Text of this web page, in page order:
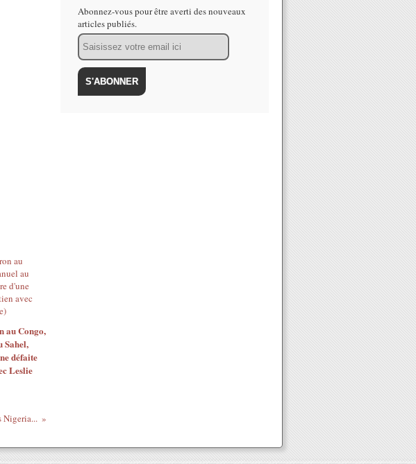
au Congo,
Sahel,
défaite
Leslie
Nigeria...
Abonnez-vous pour être averti des nouveaux
articles publiés.
Email